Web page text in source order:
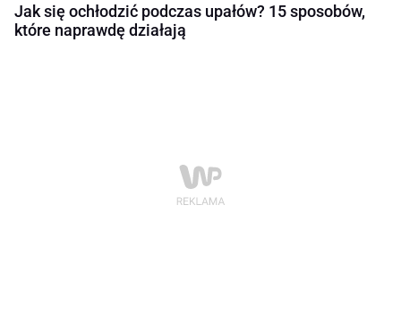
Jak się ochłodzić podczas upałów? 15 sposobów,
które naprawdę działają